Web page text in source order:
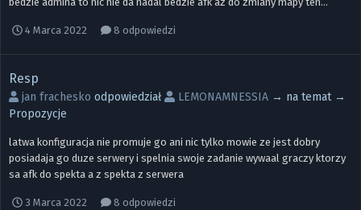
4 Marca 2022 8 odpowiedzi
Resp
jan frachesko odpowiedział LEMONAMNESSIA→ na temat →
Propozycje
latwa konfiguracja nie promuje go ani nic tylko mowie ze jest dobry
posiadaja go duze serwery i spelnia swoje zadanie wywaal graczy ktorzy
sa afk do spekta a z spekta z serwera
3 Marca 2022 8 odpowiedzi